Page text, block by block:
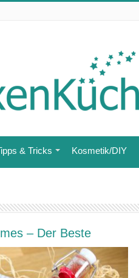
& Tricks Kosmetik/DIY
– Der Beste